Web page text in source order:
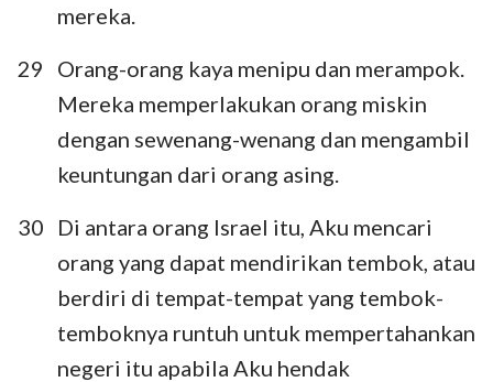
mereka.
29
Orang-orang kaya menipu dan merampok.
Mereka memperlakukan orang miskin
dengan sewenang-wenang dan mengambil
keuntungan dari orang asing.
30
Di antara orang Israel itu, Aku mencari
orang yang dapat mendirikan tembok, atau
berdiri di tempat-tempat yang tembok-
temboknya runtuh untuk mempertahankan
negeri itu apabila Aku hendak